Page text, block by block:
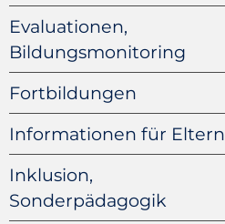
Evaluationen,
Bildungsmonitoring
Fortbildungen
Informationen für Eltern
Inklusion,
Sonderpädagogik